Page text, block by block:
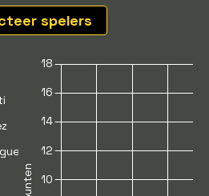
spelers